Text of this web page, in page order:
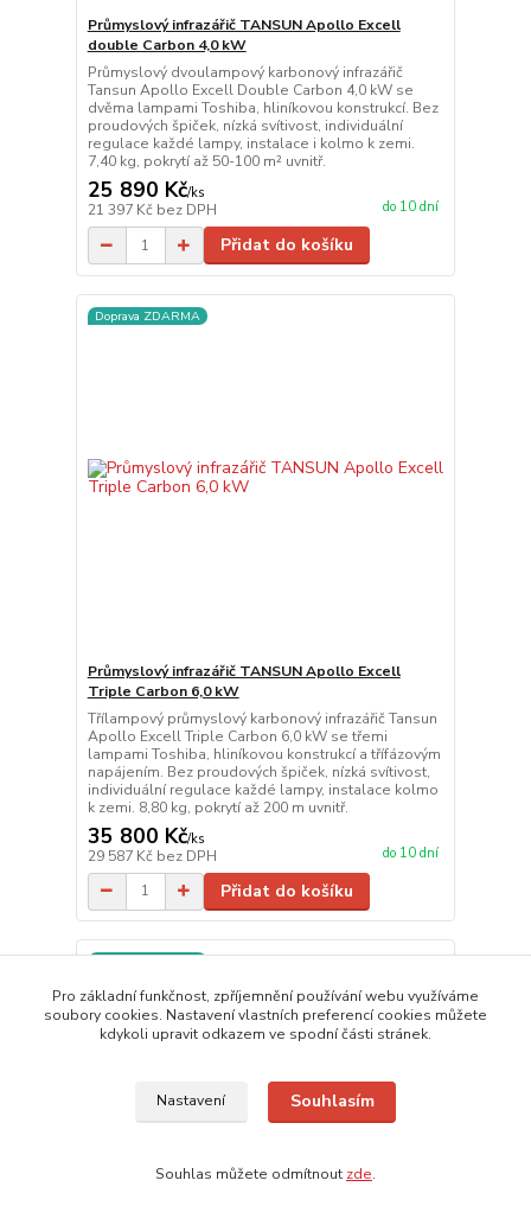
Průmyslový infrazářič TANSUN Apollo Excell
double Carbon 4,0 kW
Průmyslový dvoulampový karbonový infrazářič
Tansun Apollo Excell Double Carbon 4,0 kW se
dvěma lampami Toshiba, hliníkovou konstrukcí. Bez
proudových špiček, nízká svítivost, individuální
regulace každé lampy, instalace i kolmo k zemi.
7,40 kg, pokrytí až 50-100 m² uvnitř.
25 890 Kč/ks
21 397 Kč bez DPH do 10 dní
Přidat do košíku
Doprava ZDARMA
Průmyslový infrazářič TANSUN Apollo Excell
Triple Carbon 6,0 kW
Třílampový průmyslový karbonový infrazářič Tansun
Apollo Excell Triple Carbon 6,0 kW se třemi
lampami Toshiba, hliníkovou konstrukcí a třífázovým
napájením. Bez proudových špiček, nízká svítivost,
individuální regulace každé lampy, instalace kolmo
k zemi. 8,80 kg, pokrytí až 200 m uvnitř.
35 800 Kč/ks
29 587 Kč bez DPH do 10 dní
Přidat do košíku
Doprava ZDARMA
Pro základní funkčnost, zpříjemnění používání webu využíváme
soubory cookies. Nastavení vlastních preferencí cookies můžete
kdykoli upravit odkazem ve spodní části stránek.
Nastavení Souhlasím
Souhlas můžete odmítnout zde.